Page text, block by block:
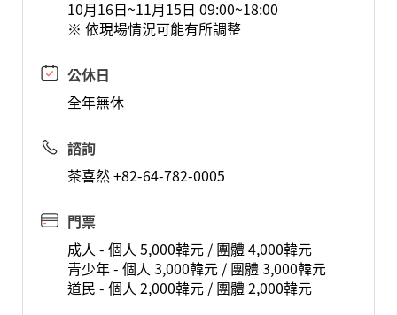
10月16日~11月15日 09:00~18:00
※ 依現場情況可能有所調整
公休日
全年無休
諮詢
茶喜然 +82-64-782-0005
門票
成人 - 個人 5,000韓元 / 團體 4,000韓元
青少年 - 個人 3,000韓元 / 團體 3,000韓元
道民 - 個人 2,000韓元 / 團體 2,000韓元